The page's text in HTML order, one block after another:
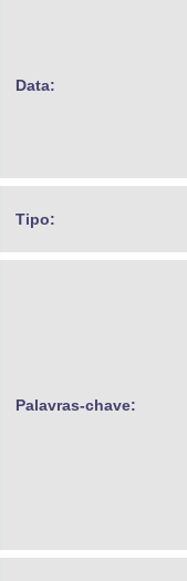
Data:
Tipo:
Palavras-chave: